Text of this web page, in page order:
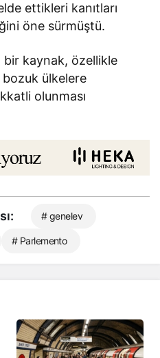
ettikleri kanıtları
öne sürmüştü.
bir kaynak, özellikle
bozuk ülkelere
olunması
# genelev
# Parlemento